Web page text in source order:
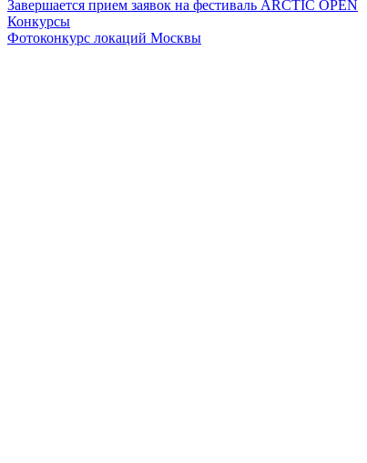
Завершается прием заявок на фестиваль ARCTIC OPEN
Конкурсы
Фотоконкурс локаций Москвы